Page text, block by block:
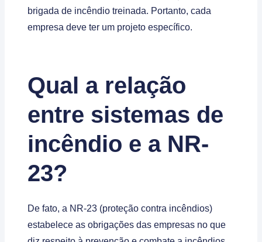
brigada de incêndio treinada. Portanto, cada
empresa deve ter um projeto específico.
Qual a relação
entre sistemas de
incêndio e a NR-
23?
De fato, a NR-23 (proteção contra incêndios)
estabelece as obrigações das empresas no que